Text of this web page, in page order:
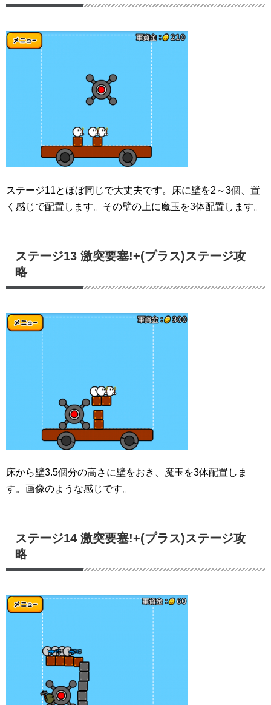
ステージ11とほぼ同じで大丈夫です。床に壁を2～3個、置
く感じで配置します。その壁の上に魔玉を3体配置します。
ステージ13 激突要塞!+(プラス)ステージ攻
略
床から壁3.5個分の高さに壁をおき、魔玉を3体配置しま
す。画像のような感じです。
ステージ14 激突要塞!+(プラス)ステージ攻
略